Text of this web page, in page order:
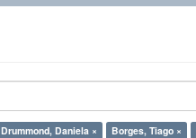
Drummond, Daniela × Borges, Tiago ×